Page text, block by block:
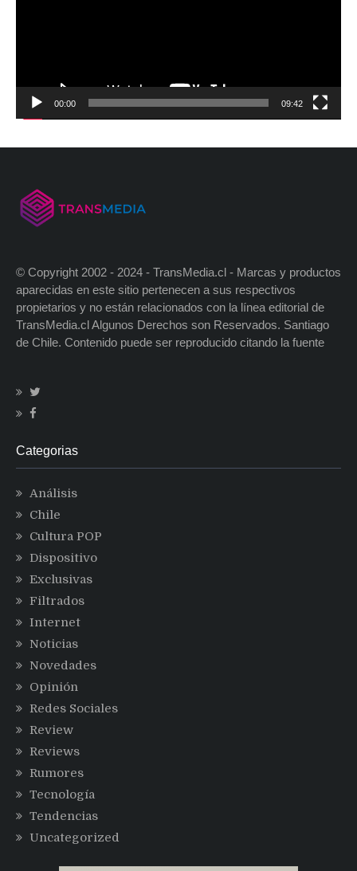
00:00 09:42
© Copyright 2002 - 2024 - TransMedia.cl - Marcas y productos
aparecidas en este sitio pertenecen a sus respectivos
propietarios y no están relacionados con la línea editorial de
TransMedia.cl Algunos Derechos son Reservados. Santiago
de Chile. Contenido puede ser reproducido citando la fuente
Categorias
Análisis
Chile
Cultura POP
Dispositivo
Exclusivas
Filtrados
Internet
Noticias
Novedades
Opinión
Redes Sociales
Review
Reviews
Rumores
Tecnología
Tendencias
Uncategorized